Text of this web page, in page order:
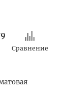
Сравнение